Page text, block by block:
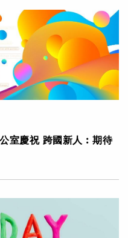
室慶祝 跨國新人︰期待